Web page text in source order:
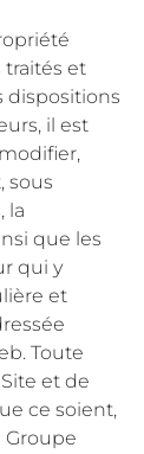
et
dispositions
il est
sous
la
que les
qui y
et
Toute
et de
ce soient,
Groupe